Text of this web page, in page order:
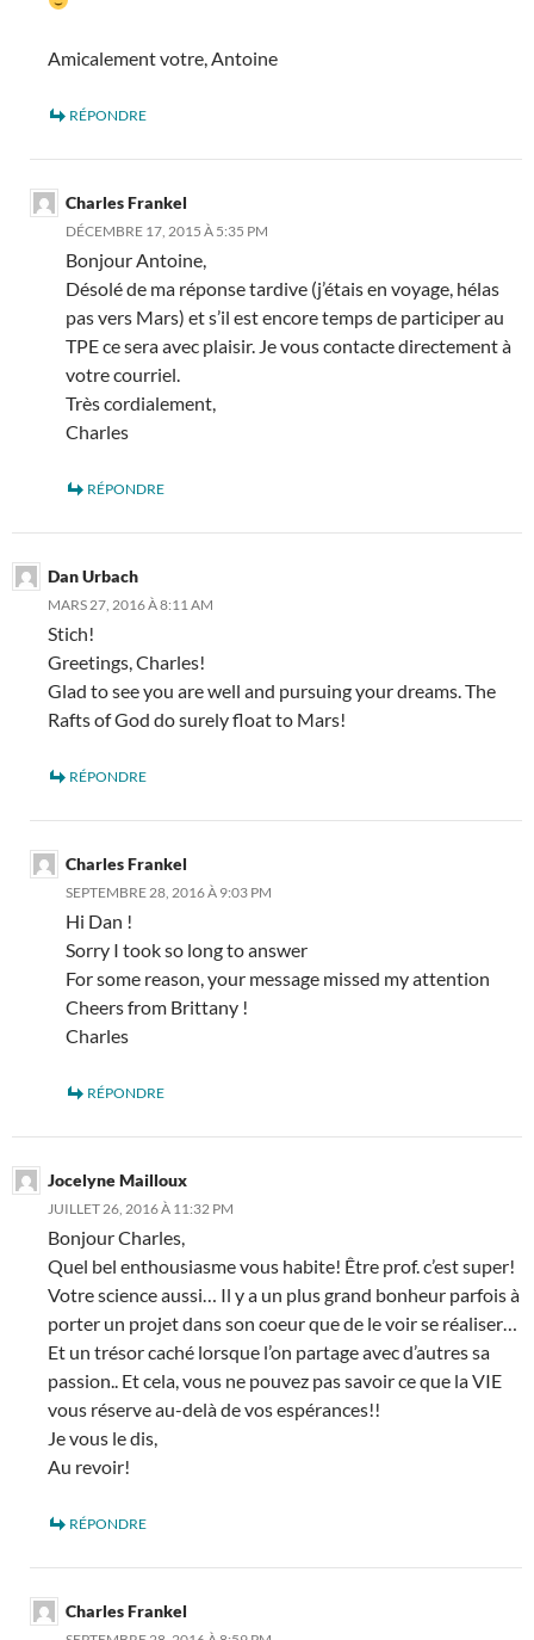
Amicalement votre, Antoine
RÉPONDRE
Charles Frankel
DÉCEMBRE 17, 2015 À 5:35 PM
Bonjour Antoine,
Désolé de ma réponse tardive (j’étais en voyage, hélas
pas vers Mars) et s’il est encore temps de participer au
TPE ce sera avec plaisir. Je vous contacte directement à
votre courriel.
Très cordialement,
Charles
RÉPONDRE
Dan Urbach
MARS 27, 2016 À 8:11 AM
Stich!
Greetings, Charles!
Glad to see you are well and pursuing your dreams. The
Rafts of God do surely float to Mars!
RÉPONDRE
Charles Frankel
SEPTEMBRE 28, 2016 À 9:03 PM
Hi Dan !
Sorry I took so long to answer
For some reason, your message missed my attention
Cheers from Brittany !
Charles
RÉPONDRE
Jocelyne Mailloux
JUILLET 26, 2016 À 11:32 PM
Bonjour Charles,
Quel bel enthousiasme vous habite! Être prof. c’est super!
Votre science aussi… Il y a un plus grand bonheur parfois à
porter un projet dans son coeur que de le voir se réaliser…
Et un trésor caché lorsque l’on partage avec d’autres sa
passion.. Et cela, vous ne pouvez pas savoir ce que la VIE
vous réserve au-delà de vos espérances!!
Je vous le dis,
Au revoir!
RÉPONDRE
Charles Frankel